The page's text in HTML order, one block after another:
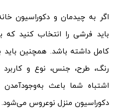
اگر به چیدمان و دکوراسیون
باید فرشی را انتخاب کنید
کامل داشته باشد. همچنین
رنگ، طرح، جنس، نوع و کاربرد
اشتباه شما باعث
دکوراسیون منزل نوعروس می‌شود.